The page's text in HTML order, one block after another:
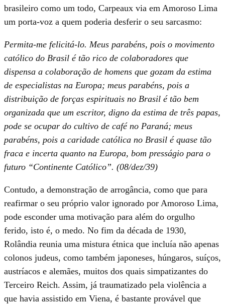
brasileiro como um todo, Carpeaux via em Amoroso Lima
um porta-voz a quem poderia desferir o seu sarcasmo:
Permita-me felicitá-lo. Meus parabéns, pois o movimento
católico do Brasil é tão rico de colaboradores que
dispensa a colaboração de homens que gozam da estima
de especialistas na Europa; meus parabéns, pois a
distribuição de forças espirituais no Brasil é tão bem
organizada que um escritor, digno da estima de três papas,
pode se ocupar do cultivo de café no Paraná; meus
parabéns, pois a caridade católica no Brasil é quase tão
fraca e incerta quanto na Europa, bom presságio para o
futuro “Continente Católico”. (08/dez/39)
Contudo, a demonstração de arrogância, como que para
reafirmar o seu próprio valor ignorado por Amoroso Lima,
pode esconder uma motivação para além do orgulho
ferido, isto é, o medo. No fim da década de 1930,
Rolândia reunia uma mistura étnica que incluía não apenas
colonos judeus, como também japoneses, húngaros, suíços,
austríacos e alemães, muitos dos quais simpatizantes do
Terceiro Reich. Assim, já traumatizado pela violência a
que havia assistido em Viena, é bastante provável que